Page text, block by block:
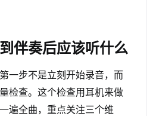
伴奏后应该听什么
一步不是立刻开始录音，而
检查。这个检查用耳机来做
遍全曲，重点关注三个维